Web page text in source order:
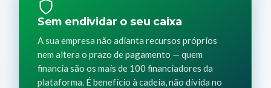
Sem endividar o seu caixa
A sua empresa não adianta recursos próprios
nem altera o prazo de pagamento — quem
financia são os mais de 100 financiadores da
plataforma. É benefício à cadeia, não dívida no